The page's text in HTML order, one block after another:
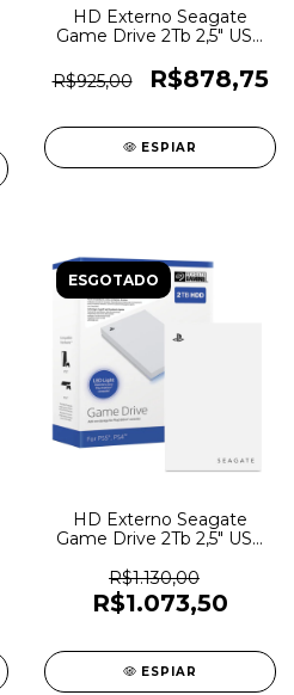
HD Externo Seagate
Game Drive 2Tb 2,5" USB
STKX2000400 - 7217
R$925,00 R$878,75
ESPIAR
ESGOTADO
HD Externo Seagate
Game Drive 2Tb 2,5" USB
STLV2000101 - 7215
R$1.130,00
R$1.073,50
ESPIAR